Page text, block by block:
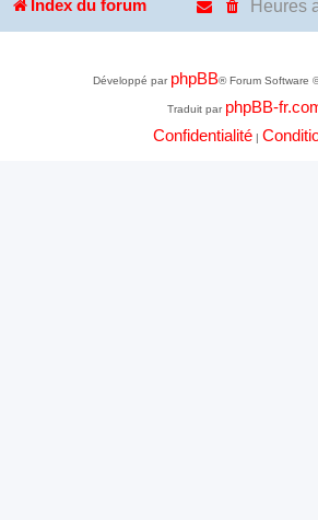
Index du forum Heures
Développé par phpBB® Forum Software
Traduit par phpBB-
Confidentialité|